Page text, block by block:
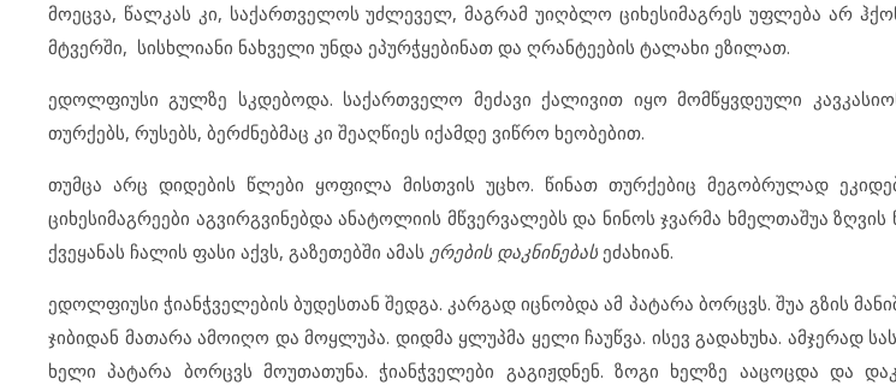
მოეცვა, წალკას კი, საქართველოს უძლეველ, მაგრამ უიღბლო ციხესიმაგრეს უფლება არ
მტვერში, სისხლიანი ნახველი უნდა ეპურჭყებინათ და ღრანტეების ტალახი ეზილათ.
ედოლფიუსი გულზე სკდებოდა. საქართველო მეძავი ქალივით იყო მომწყვდეული
თურქებს, რუსებს, ბერძნებმაც კი შეაღწიეს იქამდე ვიწრო ხეობებით.
თუმცა არც დიდების წლები ყოფილა მისთვის უცხო. წინათ თურქებიც მეგობრულად
ციხესიმაგრეები აგვირგვინებდა ანატოლიის მწვერვალებს და ნინოს ჯვარმა ხმელთაშუა
ქვეყანას ჩალის ფასი აქვს, გაზეთებში ამას ერების დაკნინებას ეძახიან.
ედოლფიუსი ჭიანჭველების ბუდესთან შედგა. კარგად იცნობდა ამ პატარა ბორცვს. შუა გზის
ჯიბიდან მათარა ამოიღო და მოყლუპა. დიდმა ყლუპმა ყელი ჩაუწვა. ისევ გადახუხა. ამჯერად
ხელი პატარა ბორცვს მოუთათუნა. ჭიანჭველები გაგიჟდნენ. ზოგი ხელზე ააცოცდა და